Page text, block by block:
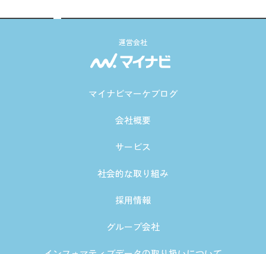
運営会社
マイナビマーケブログ
会社概要
サービス
社会的な取り組み
採用情報
グループ会社